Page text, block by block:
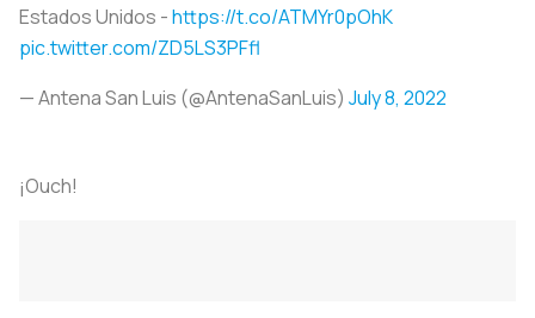
Estados Unidos -https://t.co/ATMYr0pOhK
pic.twitter.com/ZD5LS3PFfl
— Antena San Luis (@AntenaSanLuis) July 8, 2022
¡Ouch!